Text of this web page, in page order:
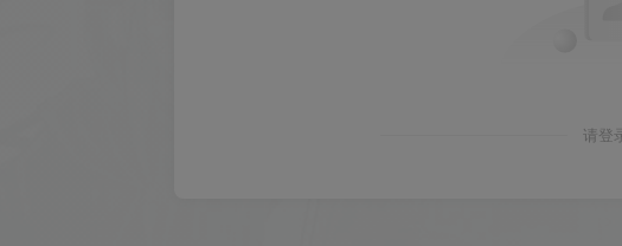
请登